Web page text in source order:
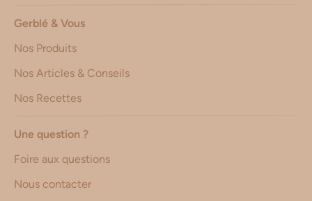
Gerblé & Vous
Nos Produits
Nos Articles & Conseils
Nos Recettes
Une question ?
Foire aux questions
Nous contacter